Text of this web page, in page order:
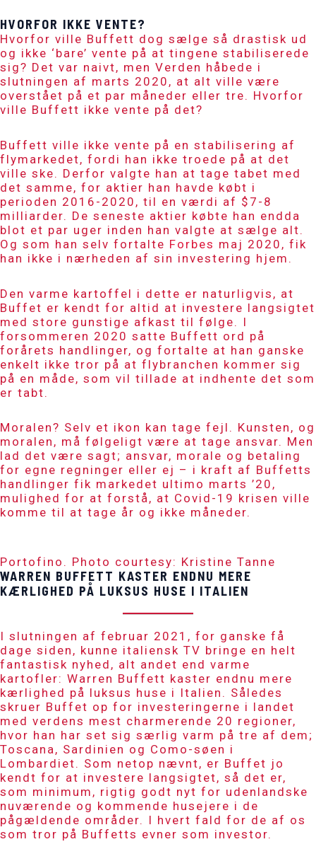
HVORFOR IKKE VENTE?
Hvorfor ville Buffett dog sælge så drastisk ud
og ikke ‘bare’ vente på at tingene stabiliserede
sig? Det var naivt, men Verden håbede i
slutningen af marts 2020, at alt ville være
overstået på et par måneder eller tre. Hvorfor
ville Buffett ikke vente på det?
Buffett ville ikke vente på en stabilisering af
flymarkedet, fordi han ikke troede på at det
ville ske. Derfor valgte han at tage tabet med
det samme, for aktier han havde købt i
perioden 2016-2020, til en værdi af $7-8
milliarder. De seneste aktier købte han endda
blot et par uger inden han valgte at sælge alt.
Og som han selv fortalte Forbes maj 2020, fik
han ikke i nærheden af sin investering hjem.
Den varme kartoffel i dette er naturligvis, at
Buffet er kendt for altid at investere langsigtet
med store gunstige afkast til følge. I
forsommeren 2020 satte Buffett ord på
forårets handlinger, og fortalte at han ganske
enkelt ikke tror på at flybranchen kommer sig
på en måde, som vil tillade at indhente det som
er tabt.
Moralen? Selv et ikon kan tage fejl. Kunsten, og
moralen, må følgeligt være at tage ansvar. Men
lad det være sagt; ansvar, morale og betaling
for egne regninger eller ej – i kraft af Buffetts
handlinger fik markedet ultimo marts ’20,
mulighed for at forstå, at Covid-19 krisen ville
komme til at tage år og ikke måneder.
Portofino. Photo courtesy: Kristine Tanne
WARREN BUFFETT KASTER ENDNU MERE
KÆRLIGHED PÅ LUKSUS HUSE I ITALIEN
I slutningen af februar 2021, for ganske få
dage siden, kunne italiensk TV bringe en helt
fantastisk nyhed, alt andet end varme
kartofler: Warren Buffett kaster endnu mere
kærlighed på luksus huse i Italien. Således
skruer Buffet op for investeringerne i landet
med verdens mest charmerende 20 regioner,
hvor han har set sig særlig varm på tre af dem;
Toscana, Sardinien og Como-søen i
Lombardiet. Som netop nævnt, er Buffet jo
kendt for at investere langsigtet, så det er,
som minimum, rigtig godt nyt for udenlandske
nuværende og kommende husejere i de
pågældende områder. I hvert fald for de af os
som tror på Buffetts evner som investor.